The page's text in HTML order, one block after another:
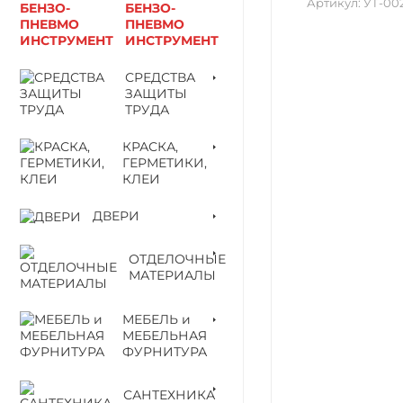
БЕНЗО-
ПНЕВМО
ИНСТРУМЕНТ
СРЕДСТВА
ЗАЩИТЫ
ТРУДА
КРАСКА,
ГЕРМЕТИКИ,
КЛЕИ
ДВЕРИ
ОТДЕЛОЧНЫЕ
МАТЕРИАЛЫ
МЕБЕЛЬ и
МЕБЕЛЬНАЯ
ФУРНИТУРА
САНТЕХНИКА